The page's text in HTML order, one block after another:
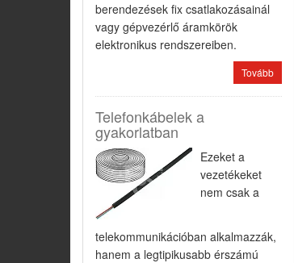
berendezések fix csatlakozásainál
vagy gépvezérlő áramkörök
elektronikus rendszereiben.
Tovább
Telefonkábelek a
gyakorlatban
Ezeket a
vezetékeket
nem csak a
telekommunikációban alkalmazzák,
hanem a legtipikusabb érszámú